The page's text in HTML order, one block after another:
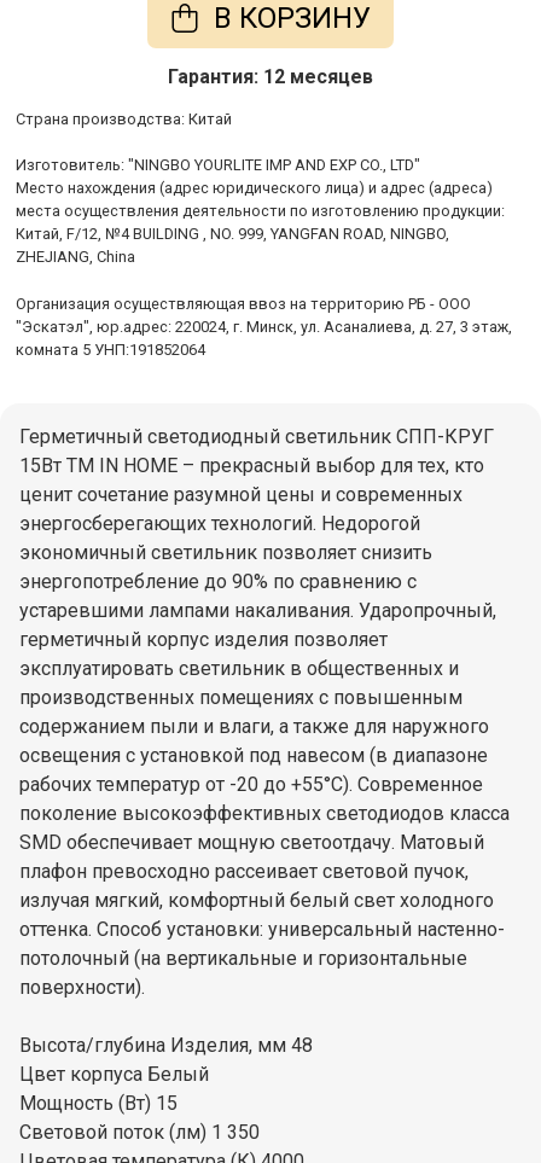
В КОРЗИНУ
Гарантия: 12 месяцев
Cтрана производства: Китай
Изготовитель: "NINGBO YOURLITE IMP AND EXP CO., LTD"
Место нахождения (адрес юридического лица) и адрес (адреса)
места осуществления деятельности по изготовлению продукции:
Китай, F/12, №4 BUILDING , NO. 999, YANGFAN ROAD, NINGBO,
ZHEJIANG, China
Организация осуществляющая ввоз на территорию РБ - ООО
"Эскатэл", юр.адрес: 220024, г. Минск, ул. Асаналиева, д. 27, 3 этаж,
комната 5 УНП:191852064
Герметичный светодиодный светильник СПП-КРУГ
15Вт ТМ IN HOME – прекрасный выбор для тех, кто
ценит сочетание разумной цены и современных
энергосберегающих технологий. Недорогой
экономичный светильник позволяет снизить
энергопотребление до 90% по сравнению с
устаревшими лампами накаливания. Ударопрочный,
герметичный корпус изделия позволяет
эксплуатировать светильник в общественных и
производственных помещениях с повышенным
содержанием пыли и влаги, а также для наружного
освещения с установкой под навесом (в диапазоне
рабочих температур от -20 до +55°C). Современное
поколение высокоэффективных светодиодов класса
SMD обеспечивает мощную светоотдачу. Матовый
плафон превосходно рассеивает световой пучок,
излучая мягкий, комфортный белый свет холодного
оттенка. Способ установки: универсальный настенно-
потолочный (на вертикальные и горизонтальные
поверхности).
Высота/глубина Изделия, мм 48
Цвет корпуса Белый
Мощность (Вт) 15
Световой поток (лм) 1 350